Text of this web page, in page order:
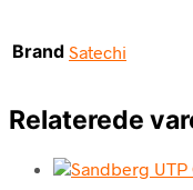
Brand Satechi
Relaterede